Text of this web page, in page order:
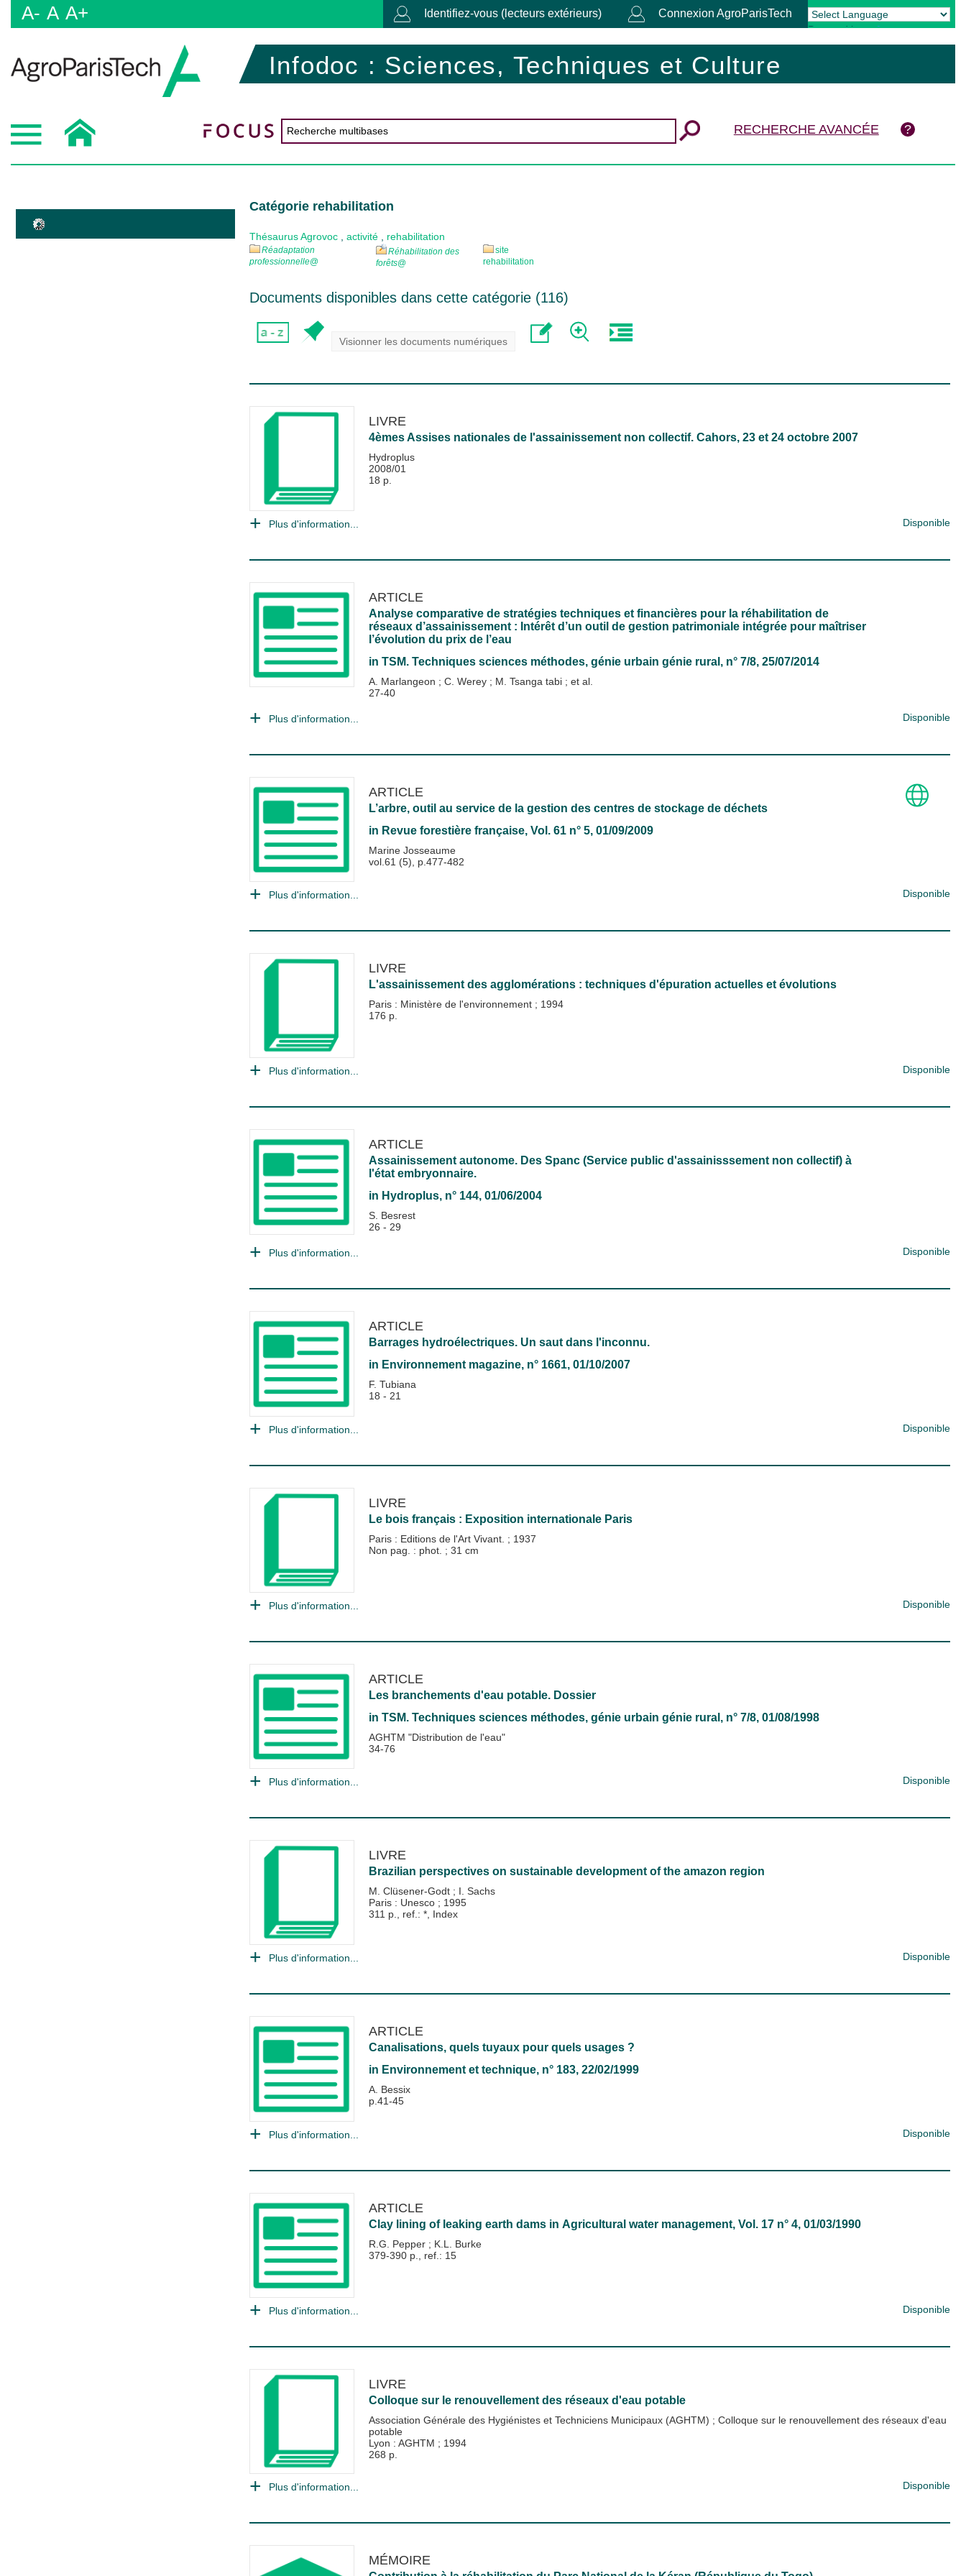
A- A A+ Identifiez-vous (lecteurs extérieurs) Connexion AgroParisTech
Powered by Translate
Infodoc : Sciences, Techniques et Culture
RECHERCHE AVANCÉE
Catégorie rehabilitation
Thésaurus Agrovoc activité rehabilitation
Réadaptation
professionnelle@
Réhabilitation des
forêts@
site
rehabilitation
Documents disponibles dans cette catégorie (116)
Visionner les documents numériques
LIVRE
4èmes Assises nationales de l'assainissement non collectif. Cahors, 23 et 24 octobre 2007
Hydroplus
2008/01
18 p.
Plus d'information... Disponible
ARTICLE
Analyse comparative de stratégies techniques et financières pour la réhabilitation de
réseaux d’assainissement : Intérêt d’un outil de gestion patrimoniale intégrée pour maîtriser
l’évolution du prix de l’eau
in TSM. Techniques sciences méthodes, génie urbain génie rural , n° 7/8, 25/07/2014
A. Marlangeon ; C. Werey ; M. Tsanga tabi ; et al.
27-40
Plus d'information... Disponible
ARTICLE
L’arbre, outil au service de la gestion des centres de stockage de déchets
in Revue forestière française, Vol. 61 n° 5, 01/09/2009
Marine Josseaume
vol.61 (5), p.477-482
Plus d'information... Disponible
LIVRE
L'assainissement des agglomérations : techniques d'épuration actuelles et évolutions
Paris : Ministère de l'environnement ; 1994
176 p.
Plus d'information... Disponible
ARTICLE
Assainissement autonome. Des Spanc (Service public d'assainisssement non collectif) à
l'état embryonnaire.
in Hydroplus, n° 144, 01/06/2004
S. Besrest
26 - 29
Plus d'information... Disponible
ARTICLE
Barrages hydroélectriques. Un saut dans l'inconnu.
in Environnement magazine, n° 1661, 01/10/2007
F. Tubiana
18 - 21
Plus d'information... Disponible
LIVRE
Le bois français : Exposition internationale Paris
Paris : Editions de l'Art Vivant. ; 1937
Non pag. : phot. ; 31 cm
Plus d'information... Disponible
ARTICLE
Les branchements d'eau potable. Dossier
in TSM. Techniques sciences méthodes, génie urbain génie rural , n° 7/8, 01/08/1998
AGHTM "Distribution de l'eau"
34-76
Plus d'information... Disponible
LIVRE
Brazilian perspectives on sustainable development of the amazon region
M. Clüsener-Godt ; I. Sachs
Paris : Unesco ; 1995
311 p., ref.: *, Index
Plus d'information... Disponible
ARTICLE
Canalisations, quels tuyaux pour quels usages ?
in Environnement et technique, n° 183, 22/02/1999
A. Bessix
p.41-45
Plus d'information... Disponible
ARTICLE
Clay lining of leaking earth dams in Agricultural water management, Vol. 17 n° 4, 01/03/1990
R.G. Pepper ; K.L. Burke
379-390 p., ref.: 15
Plus d'information... Disponible
LIVRE
Colloque sur le renouvellement des réseaux d'eau potable
Association Générale des Hygiénistes et Techniciens Municipaux (AGHTM) ; Colloque sur le renouvellement des réseaux d'eau
potable
Lyon : AGHTM ; 1994
268 p.
Plus d'information... Disponible
MÉMOIRE